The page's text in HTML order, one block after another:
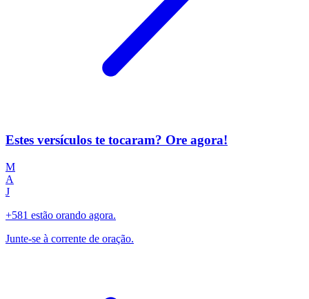
Estes versículos te tocaram? Ore agora!
M
A
J
+581 estão orando agora.
Junte-se à corrente de oração.